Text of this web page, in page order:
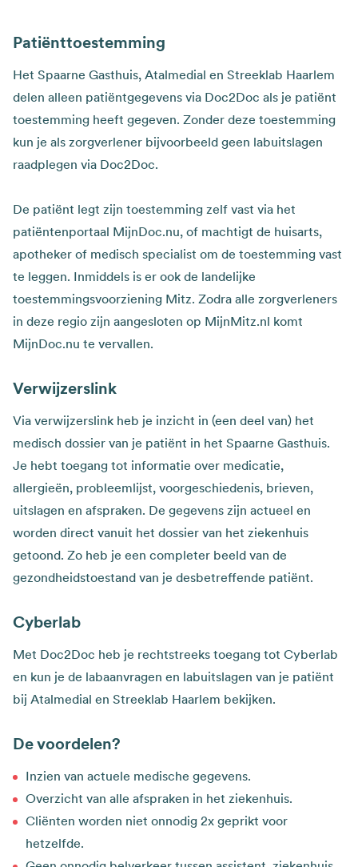
Patiënttoestemming
Het Spaarne Gasthuis, Atalmedial en Streeklab Haarlem
delen alleen patiëntgegevens via Doc2Doc als je patiënt
toestemming heeft gegeven. Zonder deze toestemming
kun je als zorgverlener bijvoorbeeld geen labuitslagen
raadplegen via Doc2Doc.
De patiënt legt zijn toestemming zelf vast via het
patiëntenportaal MijnDoc.nu, of machtigt de huisarts,
apotheker of medisch specialist om de toestemming vast
te leggen. Inmiddels is er ook de landelijke
toestemmingsvoorziening Mitz. Zodra alle zorgverleners
in deze regio zijn aangesloten op MijnMitz.nl komt
MijnDoc.nu te vervallen.
Verwijzerslink
Via verwijzerslink heb je inzicht in (een deel van) het
medisch dossier van je patiënt in het Spaarne Gasthuis.
Je hebt toegang tot informatie over medicatie,
allergieën, probleemlijst, voorgeschiedenis, brieven,
uitslagen en afspraken. De gegevens zijn actueel en
worden direct vanuit het dossier van het ziekenhuis
getoond. Zo heb je een completer beeld van de
gezondheidstoestand van je desbetreffende patiënt.
Cyberlab
Met Doc2Doc heb je rechtstreeks toegang tot Cyberlab
en kun je de labaanvragen en labuitslagen van je patiënt
bij Atalmedial en Streeklab Haarlem bekijken.
De voordelen?
Inzien van actuele medische gegevens.
Overzicht van alle afspraken in het ziekenhuis.
Cliënten worden niet onnodig 2x geprikt voor
hetzelfde.